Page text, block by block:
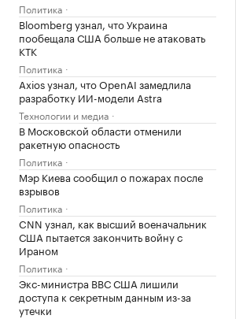
Политика
Bloomberg узнал, что Украина
пообещала США больше не атаковать
КТК
Политика
Axios узнал, что OpenAI замедлила
разработку ИИ-модели Astra
Технологии и медиа
В Московской области отменили
ракетную опасность
Политика
Мэр Киева сообщил о пожарах после
взрывов
Политика
CNN узнал, как высший военачальник
США пытается закончить войну с
Ираном
Политика
Экс-министра ВВС США лишили
доступа к секретным данным из-за
утечки